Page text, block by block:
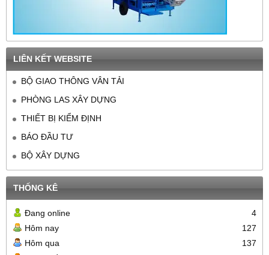
LIÊN KẾT WEBSITE
BỘ GIAO THÔNG VÂN TẢI
PHÒNG LAS XÂY DỰNG
THIẾT BỊ KIỂM ĐỊNH
BÁO ĐẦU TƯ
BỘ XÂY DỰNG
THỐNG KÊ
Đang online
4
Hôm nay
127
Hôm qua
137